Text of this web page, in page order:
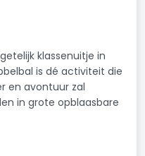
klassenuitje in
is dé activiteit die
en avontuur zal
in grote opblaasbare